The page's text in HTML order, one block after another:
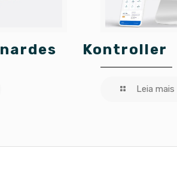
Kontroller
Leia mais